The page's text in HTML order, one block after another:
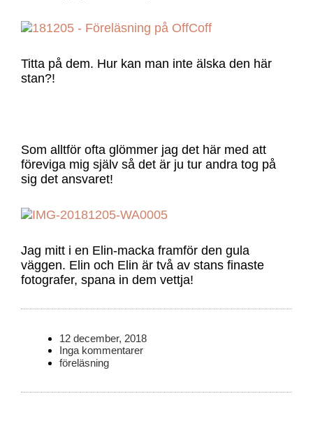
Titta på dem. Hur kan man inte älska den här
stan?!
Som alltför ofta glömmer jag det här med att
föreviga mig själv så det är ju tur andra tog på
sig det ansvaret!
Jag mitt i en Elin-macka framför den gula
väggen. Elin och Elin är två av stans finaste
fotografer, spana in dem vettja!
12 december, 2018
Inga kommentarer
föreläsning